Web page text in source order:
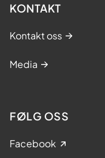
KONTAKT
Kontakt oss
Media
FØLG OSS
Facebook